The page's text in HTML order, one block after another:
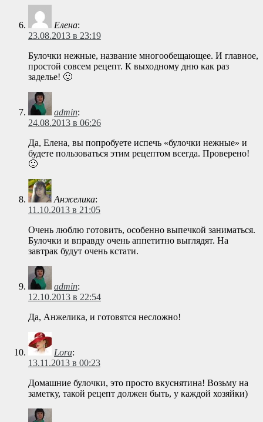
Елена:
23.08.2013 в 23:19
Булочки нежные, название многообещающее. И главное,
простой совсем рецепт. К выходному дню как раз
заделье! 🙂
admin:
24.08.2013 в 06:26
Да, Елена, вы попробуете испечь «булочки нежные» и
будете пользоваться этим рецептом всегда. Проверено!
🙂
Анжелика:
11.10.2013 в 21:05
Очень люблю готовить, особенно выпечкой заниматься.
Булочки и вправду очень аппетитно выглядят. На
завтрак будут очень кстати.
admin:
12.10.2013 в 22:54
Да, Анжелика, и готовятся несложно!
Lora:
13.11.2013 в 00:23
Домашние булочки, это просто вкуснятина! Возьму на
заметку, такой рецепт должен быть, у каждой хозяйки)